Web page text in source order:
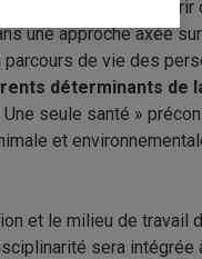
du Québec afin
une approche axée
de vie des
déterminants de
seule santé »
et
et le milieu de
sera intégrée